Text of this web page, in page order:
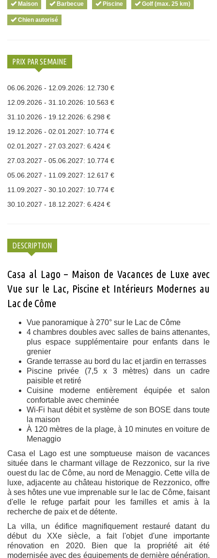
Maison Barbecue Piscine Golf (max. 25 km)
Chien autorisé
PRIX PAR SEMAINE
06.06.2026 - 12.09.2026: 12.730 €
12.09.2026 - 31.10.2026: 10.563 €
31.10.2026 - 19.12.2026: 6.298 €
19.12.2026 - 02.01.2027: 10.774 €
02.01.2027 - 27.03.2027: 6.424 €
27.03.2027 - 05.06.2027: 10.774 €
05.06.2027 - 11.09.2027: 12.617 €
11.09.2027 - 30.10.2027: 10.774 €
30.10.2027 - 18.12.2027: 6.424 €
DESCRIPTION
Casa al Lago – Maison de Vacances de Luxe avec
Vue sur le Lac, Piscine et Intérieurs Modernes au
Lac de Côme
Vue panoramique à 270° sur le Lac de Côme
4 chambres doubles avec salles de bains attenantes,
plus espace supplémentaire pour enfants dans le
grenier
Grande terrasse au bord du lac et jardin en terrasses
Piscine privée (7,5 x 3 mètres) dans un cadre
paisible et retiré
Cuisine moderne entièrement équipée et salon
confortable avec cheminée
Wi-Fi haut débit et système de son BOSE dans toute
la maison
À 120 mètres de la plage, à 10 minutes en voiture de
Menaggio
Casa el Lago est une somptueuse maison de vacances
située dans le charmant village de Rezzonico, sur la rive
ouest du lac de Côme, au nord de Menaggio. Cette villa de
luxe, adjacente au château historique de Rezzonico, offre
à ses hôtes une vue imprenable sur le lac de Côme, faisant
d'elle le refuge parfait pour les familles et amis à la
recherche de paix et de détente.
La villa, un édifice magnifiquement restauré datant du
début du XXe siècle, a fait l'objet d'une importante
rénovation en 2020. Bien que la propriété ait été
modernisée avec des équipements de dernière génération,